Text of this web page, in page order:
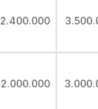
2.400.000
2.000.000